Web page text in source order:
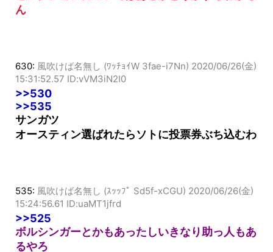
ん
630: 風吹けば名無し (ﾜｯﾁｮｲW 3fae-i7Nn) 2020/06/26(金)
15:31:52.57 ID:vVM3iN2I0
>>530
>>535
サンガツ
オースティン選ばれたらソトに投票券ぶち込むわ
535: 風吹けば名無し (ｽｯｯﾌﾟ Sd5f-xCGU) 2020/06/26(金)
15:24:56.61 ID:uaMT1jfrd
>>525
ボルシンガーとかもあったしいきなり助っ人もあ
るやろ